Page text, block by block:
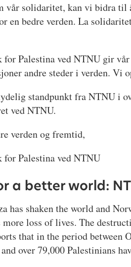
vår solidaritet, kan vi bidra til
en bedre verden. La
Palestina ved NTNU gir
andre steder i verden.
standpunkt fra NTNU i
ved NTNU.
verden og fremtid,
Palestina ved NTNU
a better world:
has shaken the world and
more loss of lives. The
that in the period between
over 79,000 Palestinians